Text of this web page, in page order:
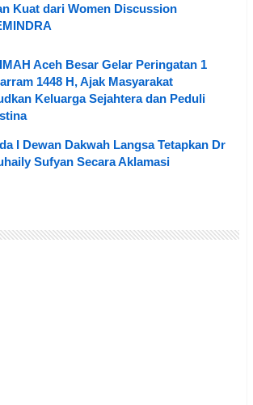
Kuat dari Women Discussion
Aceh Besar Gelar Peringatan 1
1448 H, Ajak Masyarakat
Keluarga Sejahtera dan Peduli
I Dewan Dakwah Langsa Tetapkan Dr
Sufyan Secara Aklamasi